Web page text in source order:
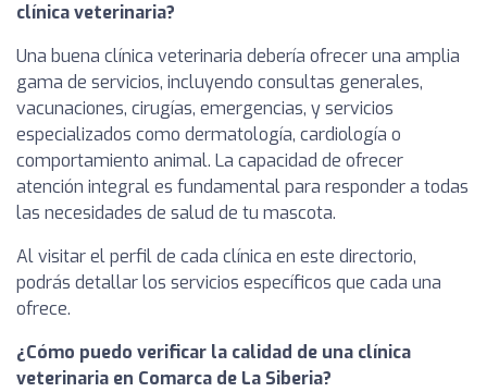
clínica veterinaria?
Una buena clínica veterinaria debería ofrecer una amplia
gama de servicios, incluyendo consultas generales,
vacunaciones, cirugías, emergencias, y servicios
especializados como dermatología, cardiología o
comportamiento animal. La capacidad de ofrecer
atención integral es fundamental para responder a todas
las necesidades de salud de tu mascota.
Al visitar el perfil de cada clínica en este directorio,
podrás detallar los servicios específicos que cada una
ofrece.
¿Cómo puedo verificar la calidad de una clínica
veterinaria en Comarca de La Siberia?